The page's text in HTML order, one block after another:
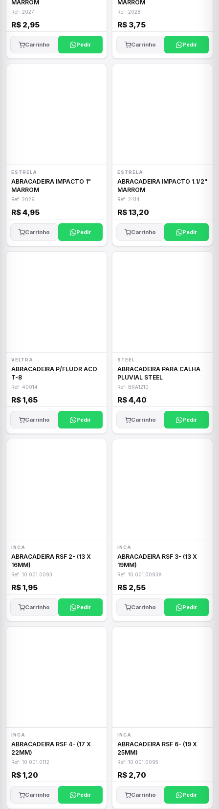
MARROM
Ref: 2027
R$ 2,95
Carrinho Pedir
MARROM
Ref: 2028
R$ 3,75
Carrinho Pedir
ESTRELA
ABRACADEIRA IMPACTO 1"
MARROM
Ref: 2029
R$ 4,95
Carrinho Pedir
ESTRELA
ABRACADEIRA IMPACTO 1.1/2"
MARROM
Ref: 2414
R$ 13,20
Carrinho Pedir
VELTRA
ABRACADEIRA P/FLUOR ACO
T-8
Ref: 40014
R$ 1,65
Carrinho Pedir
STEEL
ABRACADEIRA PARA CALHA
PLUVIAL STEEL
Ref: BRA1210
R$ 4,40
Carrinho Pedir
INCA
ABRACADEIRA RSF 2- (13 X
16MM)
Ref: 10.001.0093
R$ 1,95
Carrinho Pedir
INCA
ABRACADEIRA RSF 3- (13 X
19MM)
Ref: 10.001.0093A
R$ 2,55
Carrinho Pedir
INCA
ABRACADEIRA RSF 4- (17 X
22MM)
Ref: 10.001.0112
R$ 1,20
Carrinho Pedir
INCA
ABRACADEIRA RSF 6- (19 X
25MM)
Ref: 10.001.0095
R$ 2,70
Carrinho Pedir